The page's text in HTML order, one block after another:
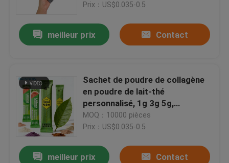
Prix：US$0.035-0.5
meilleur prix Contact
Sachet de poudre de collagène
en poudre de lait-thé
personnalisé, 1g 3g 5g,
thermoscellable, Recyclable, en
aluminium PET, sac alimentaire
MOQ：10000 pièces
Prix：US$0.035-0.5
meilleur prix Contact